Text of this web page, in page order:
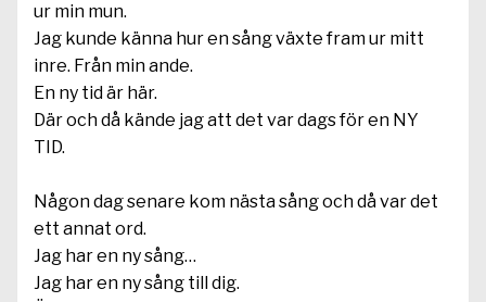
ur min mun.
Jag kunde känna hur en sång växte fram ur mitt
inre. Från min ande.
En ny tid är här.
Där och då kände jag att det var dags för en NY
TID.
Någon dag senare kom nästa sång och då var det
ett annat ord.
Jag har en ny sång…
Jag har en ny sång till dig.